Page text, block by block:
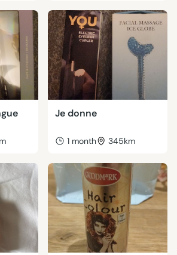
Je donne
1 month 345km